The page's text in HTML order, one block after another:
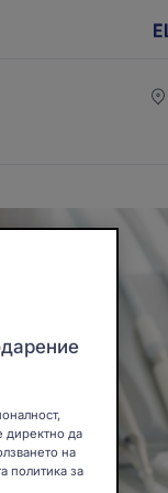
директно да
на
политика за